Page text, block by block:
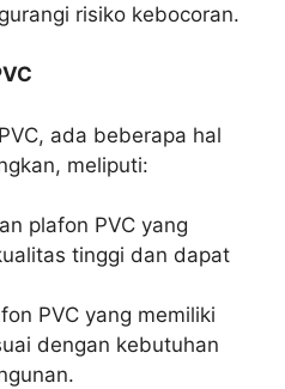
risiko kebocoran.
ada beberapa hal
meliputi:
plafon PVC yang
tinggi dan dapat
PVC yang memiliki
dengan kebutuhan